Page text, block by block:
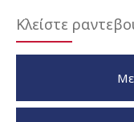
Κλείστε